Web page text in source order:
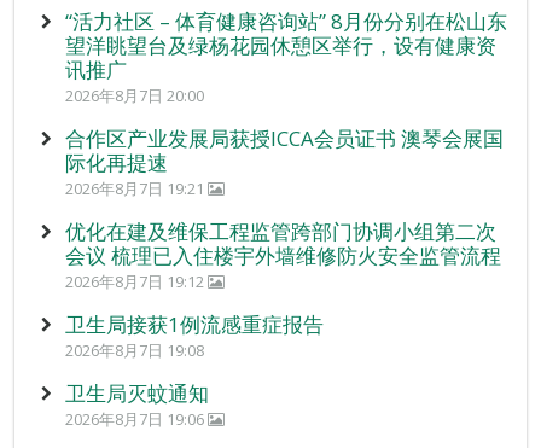
“活力社区 – 体育健康咨询站” 8月份分别在松山东
望洋眺望台及绿杨花园休憩区举行，设有健康资
讯推广
2026年8月7日 20:00
合作区产业发展局获授ICCA会员证书 澳琴会展国
际化再提速
2026年8月7日 19:21
优化在建及维保工程监管跨部门协调小组第二次
会议 梳理已入住楼宇外墙维修防火安全监管流程
2026年8月7日 19:12
卫生局接获1例流感重症报告
2026年8月7日 19:08
卫生局灭蚊通知
2026年8月7日 19:06